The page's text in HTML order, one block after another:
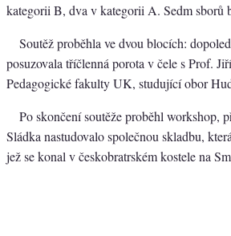
kategorii B, dva v kategorii A. Sedm sborů
Soutěž proběhla ve dvou blocích:
posuzovala tříčlenná porota v čele s Prof.
Pedagogické fakulty UK, studující obor
Po skončení soutěže proběhl workshop,
Sládka nastudovalo společnou skladbu,
jež se konal v českobratrském kostele na